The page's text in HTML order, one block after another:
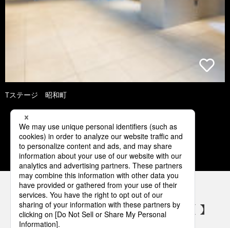
Tステージ 昭和町
2 3 4 5 6
パナソニックの電気設備 SNSアカウント